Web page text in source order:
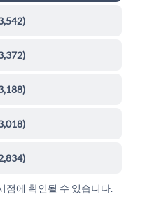
)
)
)
)
)
점에 확인될 수 있습니다.